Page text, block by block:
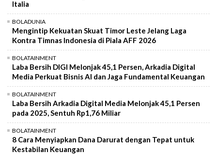
Italia
BOLADUNIA
Mengintip Kekuatan Skuat Timor Leste Jelang Laga
Kontra Timnas Indonesia di Piala AFF 2026
BOLATAINMENT
Laba Bersih DIGI Melonjak 45,1 Persen, Arkadia Digital
Media Perkuat Bisnis AI dan Jaga Fundamental Keuangan
BOLATAINMENT
Laba Bersih Arkadia Digital Media Melonjak 45,1 Persen
pada 2025, Sentuh Rp1,76 Miliar
BOLATAINMENT
8 Cara Menyiapkan Dana Darurat dengan Tepat untuk
Kestabilan Keuangan